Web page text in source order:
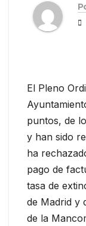
El Pleno
puntos, de
y han sido
ha
pago de
tasa de
de Madrid y
de la